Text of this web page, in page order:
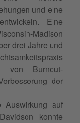
und eine
Eine
Madison
drei Jahre und
von Burnout-
der
Auswirkung auf
konnte